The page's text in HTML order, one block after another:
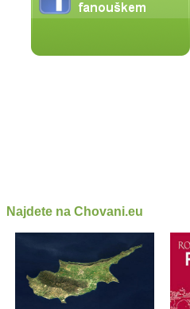
Najdete na Chovani.eu